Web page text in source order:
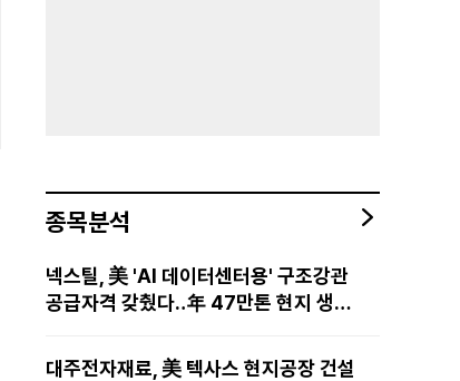
종목분석
넥스틸, 美 'AI 데이터센터용' 구조강관
공급자격 갖췄다‥年 47만톤 현지 생산
대주전자재료, 美 텍사스 현지공장 건설